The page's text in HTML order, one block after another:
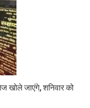
खोले जाएंगे, शनिवार को